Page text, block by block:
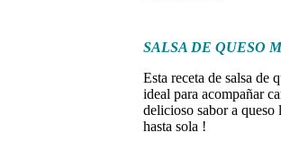
SALSA DE QUESO
Esta receta de salsa de
ideal para acompañar
delicioso sabor a queso
hasta sola !